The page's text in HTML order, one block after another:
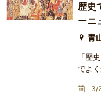
ニュ
ンパ
待く
歴史
ーニ
ワイ
青
「歴
でよ
りま3/